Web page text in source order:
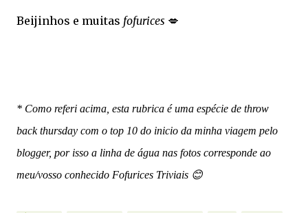
Beijinhos e muitas fofurices 💋
* Como referi acima, esta rubrica é uma espécie de throw
back thursday com o top 10 do inicio da minha viagem pelo
blogger, por isso a linha de água nas fotos corresponde ao
meu/vosso conhecido Fofurices Triviais 😊